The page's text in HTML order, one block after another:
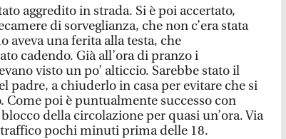
aggredito in strada. Si è poi accertato,
di sorveglianza, che non c’era stata
aveva una ferita alla testa, che
cadendo. Già all’ora di pranzo i
visto un po’ alticcio. Sarebbe stato il
padre, a chiuderlo in casa per evitare che si
Come poi è puntualmente successo con
della circolazione per quasi un’ora. Via
pochi minuti prima delle 18.